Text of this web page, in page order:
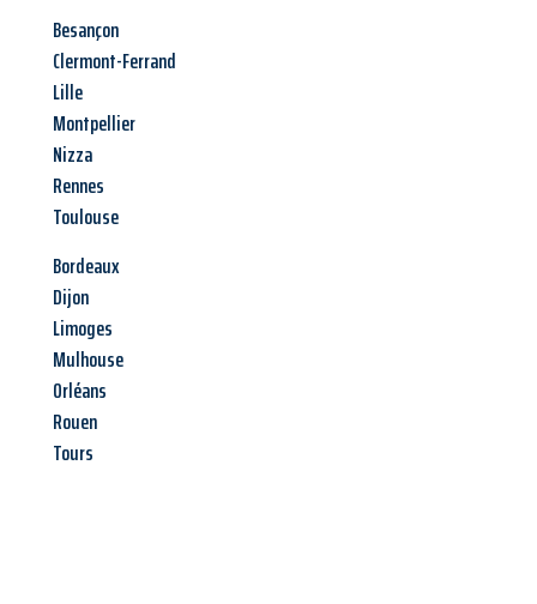
Besançon
Clermont-Ferrand
Lille
Montpellier
Nizza
Rennes
Toulouse
Bordeaux
Dijon
Limoges
Mulhouse
Orléans
Rouen
Tours